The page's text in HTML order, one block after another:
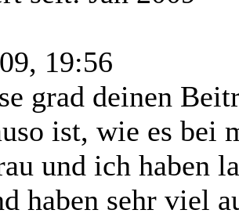
19:56
grad deinen
ist, wie es bei
und ich haben
haben sehr viel